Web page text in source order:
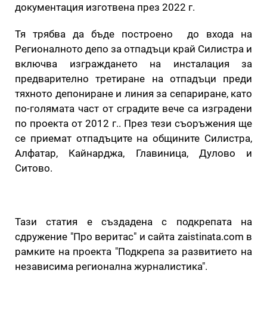
документация изготвена през 2022 г.
Тя трябва да бъде построено до входа на
Регионалното депо за отпадъци край Силистра и
включва изграждането на инсталация за
предварително третиране на отпадъци преди
тяхното депониране и линия за сепариране, като
по-голямата част от сградите вече са изградени
по проекта от 2012 г.. През тези съоръжения ще
се приемат отпадъците на общините Силистра,
Алфатар, Кайнарджа, Главиница, Дулово и
Ситово.
Тази статия е създадена с подкрепата на
сдружение "Про веритас" и сайта zaistinata.com в
рамките на проекта "Подкрепа за развитието на
независима регионална журналистика".